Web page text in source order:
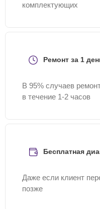
комплектующих
Ремонт за 1
В 95% случаев
в течение 1-2 часов
Бесплатная
Даже если клиент
позже